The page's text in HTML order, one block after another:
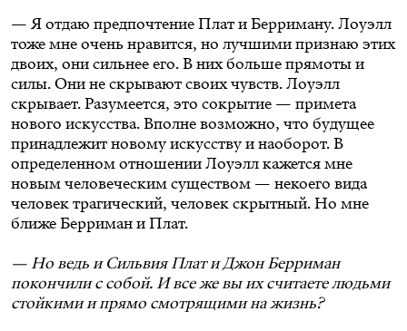
— Я отдаю предпочтение Плат и Берриману. Лоуэлл
тоже мне очень нравится, но лучшими признаю этих
двоих, они сильнее его. В них больше прямоты и
силы. Они не скрывают своих чувств. Лоуэлл
скрывает. Разумеется, это сокрытие — примета
нового искусства. Вполне возможно, что будущее
принадлежит новому искусству и наоборот. В
определенном отношении Лоуэлл кажется мне
новым человеческим существом — некоего вида
человек трагический, человек скрытный. Но мне
ближе Берриман и Плат.
— Но ведь и Сильвия Плат и Джон Берриман
покончили с собой. И все же вы их считаете людьми
стойкими и прямо смотрящими на жизнь?